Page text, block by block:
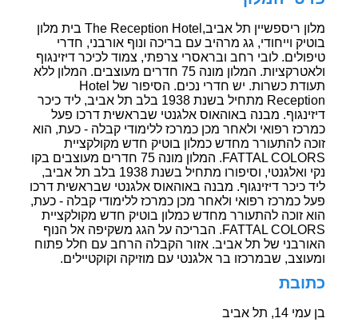
מלון ריספשיין תל אביב,The Reception Hotel בית מלון
בוטיק וייחודי, גג מרהיב עם בריכה ונוף אורבני, חדרי
טיפולים. לובי רחב ובראסרי צרפתי, צמוד לכיכר דיזינגוף
ולאטרקציות. המלון מונה 75 חדרים מעוצבים. המלון ללא
תעודת כשרות. יש חדרי נכים. הסיפור של Hotel
Reception מתחיל בשנת 1938 בלב תל אביב, ליד כיכר
דיזינגוף. מבנה באוהאוס אלגנטי שבראשית דרכו פעל
כמרכז רפואי ולאחר מכן כמרכז ללימודי קבלה - כעת, הוא
זוכה להתעורר מחדש כמלון בוטיק חדש מקולקציית
FATTAL COLORS. המלון מונה 75 חדרים מעוצבים בקו
נקי ואלגנטי, וסיפורו מתחיל בשנת 1938 בלב תל אביב,
ליד כיכר דיזינגוף. מבנה באוהאוס אלגנטי שבראשית דרכו
פעל כמרכז רפואי ולאחר מכן כמרכז ללימודי קבלה - כעת,
הוא זוכה להתעורר מחדש כמלון בוטיק חדש מקולקציית
FATTAL COLORS. הבריכה על הגג משקיפה אל הנוף
האורבני של תל אביב. אזור הקבלה הרחב עם חלל פתוח
ומעוצב, שבמרכזו בר אלגנטי עם מוזיקה וקוקטיילים.
כתובת
בן עמי 14, תל אביב